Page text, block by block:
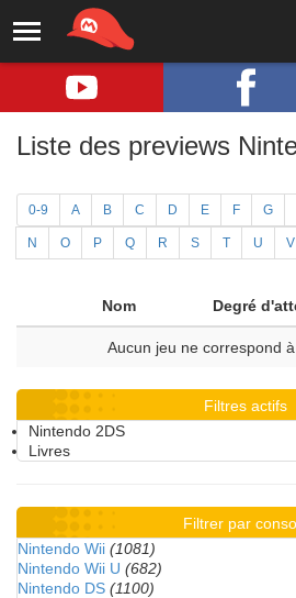
Liste des previews
0-9 A B C D E F G
N O P Q R S T U V
Nom Degré
Aucun jeu ne correspond
Filtres actifs
Nintendo 2DS
Livres
Filtrer par
Nintendo Wii (1081)
Nintendo Wii U (682)
Nintendo DS (1100)